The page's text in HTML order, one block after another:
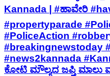
Kannada | #ಹಾವೇರಿ
#propertyparade
#PoliceAction
#breakingnewstoday
#news2kannada
ಕೋಟಿ ಮೌಲ್ಯದ ಜಪ್ತಿ ಮಾಲು